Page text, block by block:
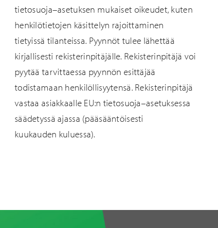
tietosuoja–asetuksen mukaiset oikeudet, kuten
henkilötietojen käsittelyn rajoittaminen
tietyissä tilanteissa. Pyynnöt tulee lähettää
kirjallisesti rekisterinpitäjälle. Rekisterinpitäjä voi
pyytää tarvittaessa pyynnön esittäjää
todistamaan henkilöllisyytensä. Rekisterinpitäjä
vastaa asiakkaalle EU:n tietosuoja–asetuksessa
säädetyssä ajassa (pääsääntöisesti
kuukauden kuluessa).